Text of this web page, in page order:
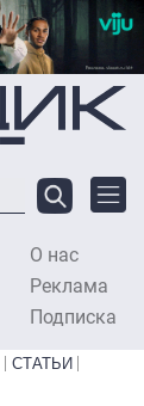
О нас
Реклама
Подписка
СТАТЬИ